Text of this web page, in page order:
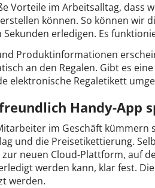
Vorteile im Arbeitsalltag, dass
können. So können wir
erledigen. Es
Produktinformationen
an den Regalen. Gibt es
elektronische Regaletikett
Handy-App
im Geschäft kümmern
und die Preisetikettierung.
zur neuen Cloud-Plattform, auf
werden kann, klar fest.
werden.